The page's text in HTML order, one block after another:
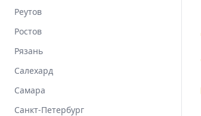
Реутов
Ростов
Рязань
Салехард
Самара
Санкт-Петербург